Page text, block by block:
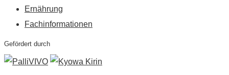
Ernährung
Fachinformationen
Gefördert durch